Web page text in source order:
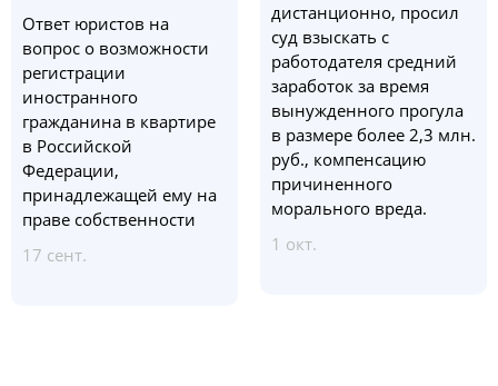
дистанционно, просил
суд взыскать с
работодателя средний
заработок за время
вынужденного прогула
в размере более 2,3 млн.
руб., компенсацию
причиненного
морального вреда.
1 окт.
Ответ юристов на
вопрос о возможности
регистрации
иностранного
гражданина в квартире
в Российской
Федерации,
принадлежащей ему на
праве собственности
17 сент.